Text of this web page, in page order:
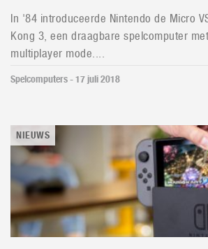
In '84 introduceerde Nintendo de Micro
Kong 3, een draagbare spelcomputer
multiplayer mode....
Spelcomputers - 17 juli 2018
NIEUWS